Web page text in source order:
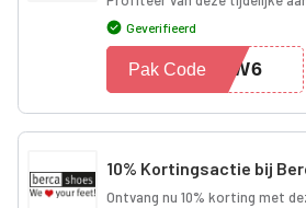
Geverifieerd
BTW6
Pak Code
10% Kortingsactie bij
Ontvang nu 10% korting met